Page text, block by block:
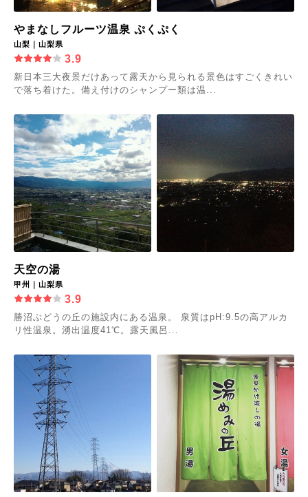
やまなしフルーツ温泉 ぷくぷく
山梨｜山梨県
3.9
新日本三大夜景だけあって露天から見られる景色はすごくきれい
で落ち着けた。備え付けのシャンプー類は温...
天空の湯
甲州｜山梨県
3.9
勝沼ぶどうの丘の施設内にある温泉。 泉質はpH:9.5の高アルカ
リ性温泉。湧出温度41℃。露天風呂...